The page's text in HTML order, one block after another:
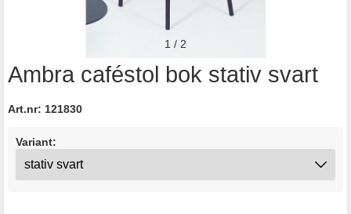
Ambra caféstol bok stativ svart
Art.nr: 121830
Variant:
1 / 2